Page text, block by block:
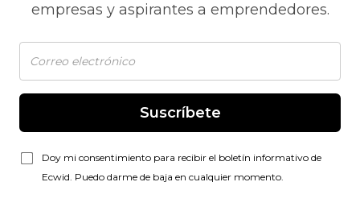
empresas y aspirantes a emprendedores.
Suscríbete
Doy mi consentimiento para recibir el boletín informativo de
Ecwid. Puedo darme de baja en cualquier momento.